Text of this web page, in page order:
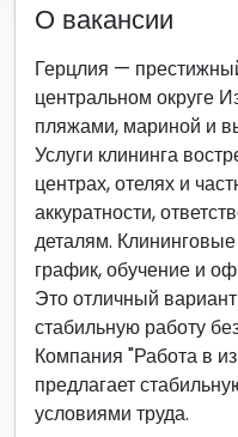
О вакансии
Герцлия —
центральном округе
пляжами, мариной и
Услуги клининга
центрах, отелях и
аккуратности,
деталям.
график, обучение и
Это отличный
стабильную работу
Компания "Работа в
предлагает
условиями труда.